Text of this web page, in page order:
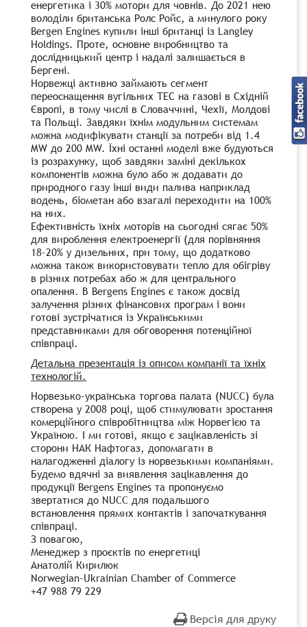
енергетика і 30% мотори для човнів. До 2021 нею
володіли британська Ролс Ройс, а минулого року
Bergen Engines купили інші британці із Langley
Holdings. Проте, основне виробництво та
дослідницький центр і надалі залишається в
Бергені.
Норвежці активно займають сегмент
переоснащення вугільних ТЕС на газові в Східній
Європі, в тому числі в Словаччині, Чехії, Молдові
та Польщі. Завдяки їхнім модульним системам
можна модифікувати станції за потреби від 1.4
MW до 200 MW. Їхні останні моделі вже будуються
із розрахунку, щоб завдяки заміні декількох
компонентів можна було або ж додавати до
природного газу інші види палива наприклад
водень, біометан або взагалі переходити на 100%
на них.
Ефективність їхніх моторів на сьогодні сягає 50%
для вироблення електроенергії (для порівняння
18-20% у дизельних, при тому, що додатково
можна також використовувати тепло для обігріву
в різних потребах або ж для центрального
опалення. В Bergens Engines є також досвід
залучення різних фінансових програм і вони
готові зустрічатися із Українськими
представниками для обговорення потенційної
співпраці.
Детальна презентація із описом компанії та їхніх
технологій.
Норвезько-українська торгова палата (NUCC) була
створена у 2008 році, щоб стимулювати зростання
комерційного співробітництва між Норвегією та
Україною. І ми готові, якщо є зацікавленість зі
сторони НАК Нафтогаз, допомагати в
налагодженні діалогу із норвезькими компаніями.
Будемо вдячні за виявлення зацікавлення до
продукціїBergens Engines та пропонуємо
звертатися до NUCC для подальшого
встановлення прямих контактів і започаткування
співпраці.
З повагою,
Менеджер з проєктів по енергетиці
Анатолій Кирилюк
Norwegian-Ukrainian Chamber of Commerce
+47 988 79 229
Версія для друку